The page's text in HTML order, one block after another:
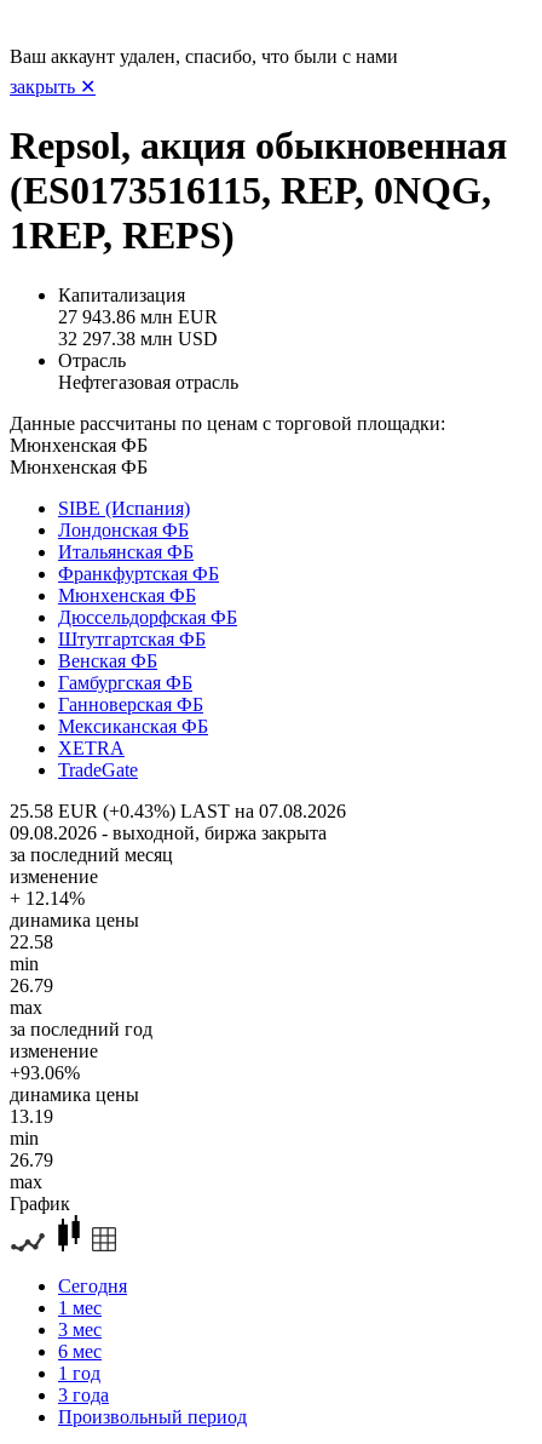
Ваш аккаунт удален, спасибо, что были с нами
закрыть ✕
Repsol, акция обыкновенная
(ES0173516115, REP, 0NQG,
1REP, REPS)
Капитализация
27 943.86 млн EUR
32 297.38 млн USD
Отрасль
Нефтегазовая отрасль
Данные рассчитаны по ценам с торговой площадки:
Мюнхенская ФБ
Мюнхенская ФБ
SIBE (Испания)
Лондонская ФБ
Итальянская ФБ
Франкфуртская ФБ
Мюнхенская ФБ
Дюссельдорфская ФБ
Штутгартская ФБ
Венская ФБ
Гамбургская ФБ
Ганноверская ФБ
Мексиканская ФБ
XETRA
TradeGate
25.58 EUR (+0.43%) LAST на 07.08.2026
09.08.2026 - выходной, биржа закрыта
за последний месяц
изменение
+ 12.14%
динамика цены
22.58
min
26.79
max
за последний год
изменение
+93.06%
динамика цены
13.19
min
26.79
max
График
Сегодня
1 мес
3 мес
6 мес
1 год
3 года
Произвольный период